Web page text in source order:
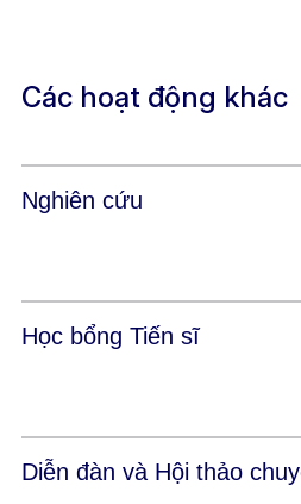
Các hoạt động khác
Nghiên cứu
Học bổng Tiến sĩ
Diễn đàn và Hội thảo